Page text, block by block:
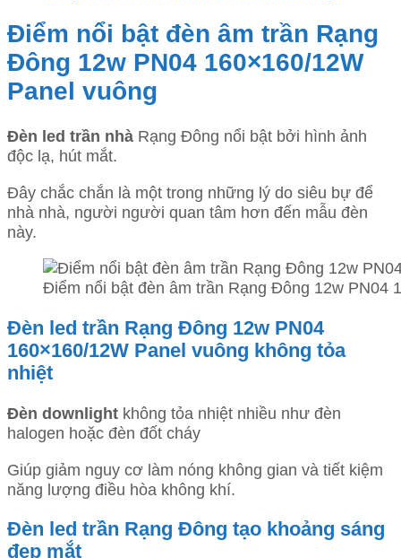
Điểm nổi bật đèn âm trần Rạng
Đông 12w PN04 160×160/12W
Panel vuông
Đèn led trần nhà Rạng Đông nổi bật bởi hình ảnh
độc lạ, hút mắt.
Đây chắc chắn là một trong những lý do siêu bự để
nhà nhà, người người quan tâm hơn đến mẫu đèn
này.
Điểm nổi bật đèn âm trần Rạng Đông 12w PN04
Đèn led trần Rạng Đông 12w PN04
160×160/12W Panel vuông không tỏa
nhiệt
Đèn downlight không tỏa nhiệt nhiều như đèn
halogen hoặc đèn đốt cháy
Giúp giảm nguy cơ làm nóng không gian và tiết kiệm
năng lượng điều hòa không khí.
Đèn led trần Rạng Đông tạo khoảng sáng
đẹp mắt